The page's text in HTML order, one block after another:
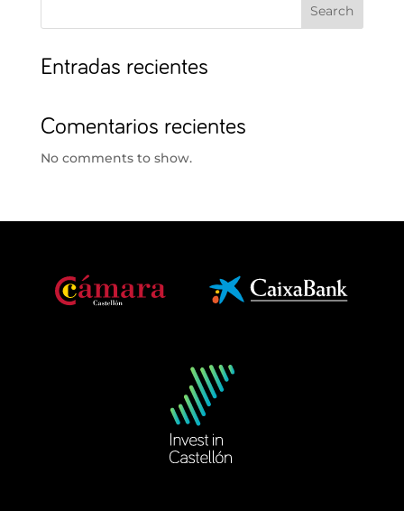
Search
Entradas recientes
Comentarios recientes
No comments to show.